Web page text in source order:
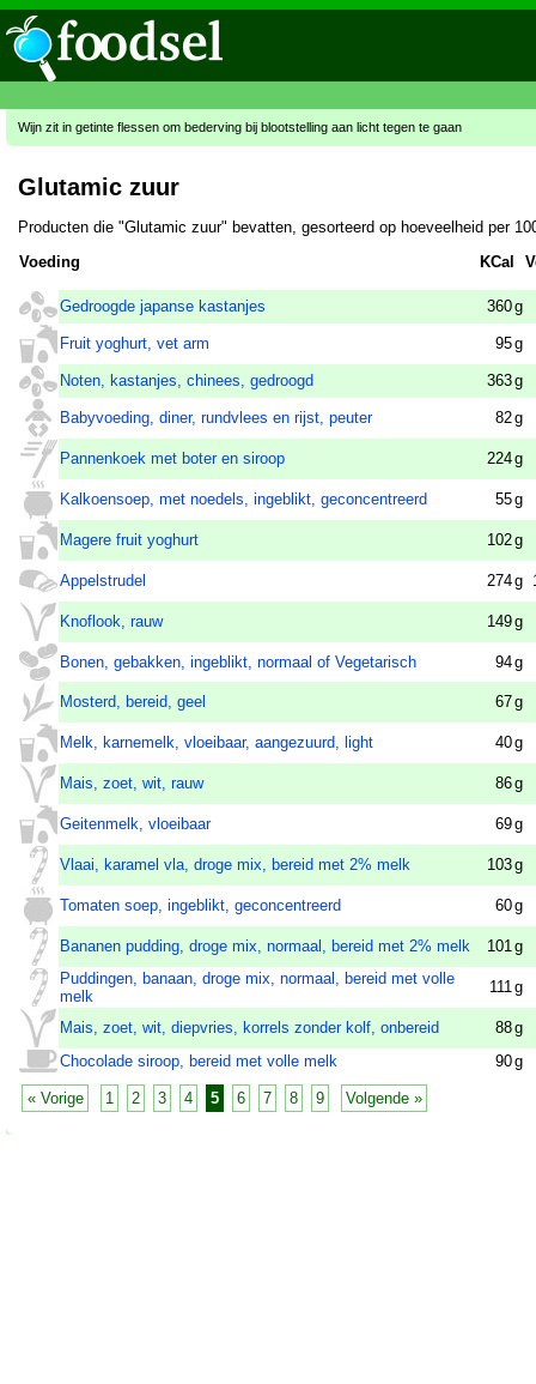
Wijn zit in getinte flessen om bederving bij blootstelling aan licht tegen te gaan
Glutamic zuur
Producten die "Glutamic zuur" bevatten, gesorteerd op hoeveelheid per
Voeding
KCal
Gedroogde japanse kastanjes 360g
Fruit yoghurt, vet arm 95g
Noten, kastanjes, chinees, gedroogd 363g
Babyvoeding, diner, rundvlees en rijst, peuter 82g
Pannenkoek met boter en siroop 224g
Kalkoensoep, met noedels, ingeblikt, geconcentreerd 55g
Magere fruit yoghurt 102g
Appelstrudel 274g
Knoflook, rauw 149g
Bonen, gebakken, ingeblikt, normaal of Vegetarisch 94g
Mosterd, bereid, geel 67g
Melk, karnemelk, vloeibaar, aangezuurd, light 40g
Mais, zoet, wit, rauw 86g
Geitenmelk, vloeibaar 69g
Vlaai, karamel vla, droge mix, bereid met 2% melk 103g
Tomaten soep, ingeblikt, geconcentreerd 60g
Bananen pudding, droge mix, normaal, bereid met 2% melk 101 g
Puddingen, banaan, droge mix, normaal, bereid met volle
melk
111 g
Mais, zoet, wit, diepvries, korrels zonder kolf, onbereid 88g
Chocolade siroop, bereid met volle melk
90g
« Vorige 1 2 3 4 5 6 7 8 9 Volgende »